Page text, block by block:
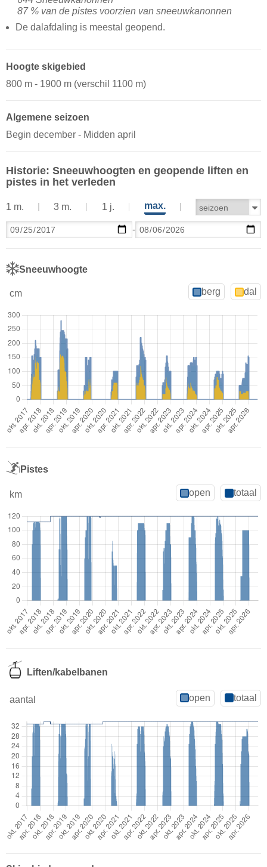
87 % van de pistes voorzien van sneeuwkanonnen
De dalafdaling is meestal geopend.
Hoogte skigebied
800 m - 1900 m (verschil 1100 m)
Algemene seizoen
Begin december - Midden april
Historie: Sneeuwhoogten en geopende liften en
pistes in het verleden
1 m. 3 m. 1 j. max.
-
Sneeuwhoogte
cm berg dal
Pistes
km open totaal
Liften/kabelbanen
aantal open totaal